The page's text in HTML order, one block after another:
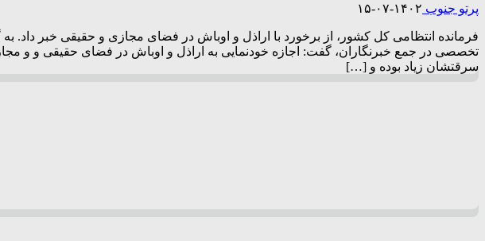
پرتو جنوب ۱۴۰۲-۰۷-۱۵
فرمانده انتظامی کل کشور، از برخورد با اراذل و اوباش در فضای مجازی و حقیقی خبر
تخصصی در جمع خبرنگاران، گفت: اجازه خودنمایی به اراذل و اوباش در فضای حقیقی و و
سرقتشان زیاد بوده و […]